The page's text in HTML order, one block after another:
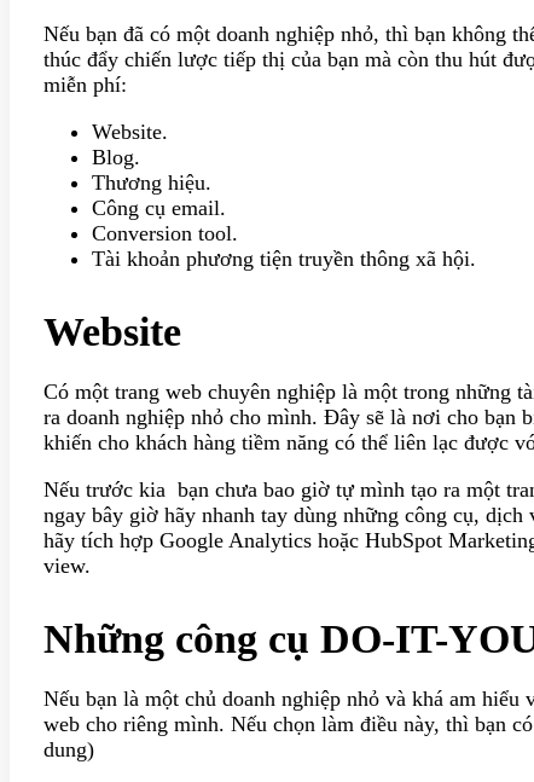
Nếu bạn đã có một doanh nghiệp nhỏ, thì bạn không
thúc đẩy chiến lược tiếp thị của bạn mà còn thu hút
miễn phí:
Website.
Blog.
Thương hiệu.
Công cụ email.
Conversion tool.
Tài khoản phương tiện truyền thông xã hội.
Website
Có một trang web chuyên nghiệp là một trong những
ra doanh nghiệp nhỏ cho mình. Đây sẽ là nơi cho bạn
khiến cho khách hàng tiềm năng có thể liên lạc được
Nếu trước kia bạn chưa bao giờ tự mình tạo ra một
ngay bây giờ hãy nhanh tay dùng những công cụ,
hãy tích hợp Google Analytics hoặc HubSpot
view.
Những công cụ DO-IT-
Nếu bạn là một chủ doanh nghiệp nhỏ và khá am hiểu
web cho riêng mình. Nếu chọn làm điều này, thì bạn
dung)